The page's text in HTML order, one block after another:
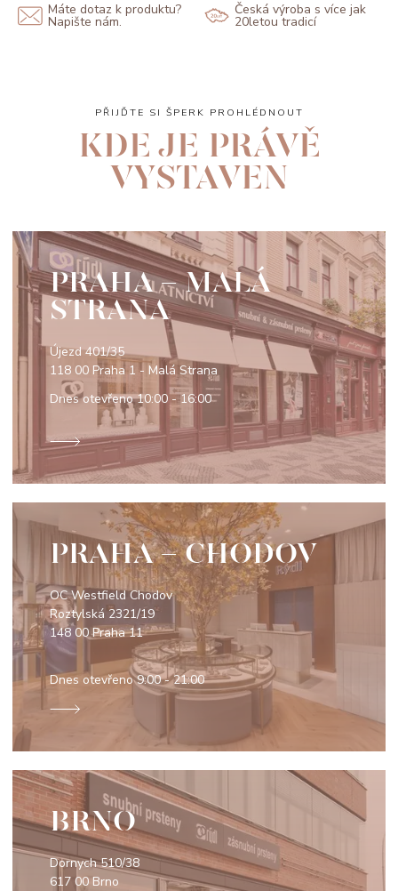
Máte dotaz k produktu?
Napište nám.
Česká výroba s více jak
20letou tradicí
PŘIJĎTE SI ŠPERK PROHLÉDNOUT
KDE JE PRÁVĚ
VYSTAVEN
PRAHA - MALÁ
STRANA
Újezd 401/35
118 00 Praha 1 - Malá Strana
Dnes otevřeno10:00 - 16:00
PRAHA - CHODOV
OC Westfield Chodov
Roztylská 2321/19
148 00 Praha 11
Dnes otevřeno9:00 - 21:00
BRNO
Dornych 510/38
617 00 Brno